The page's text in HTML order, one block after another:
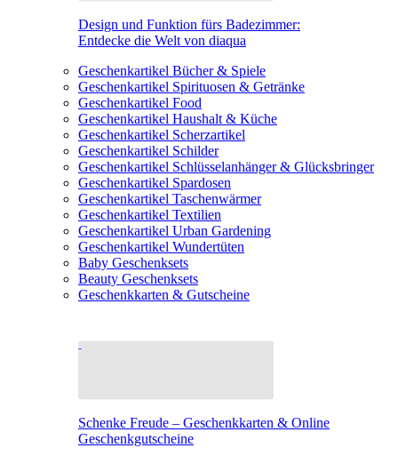
Design und Funktion fürs Badezimmer:
Entdecke die Welt von diaqua
Geschenkartikel Bücher & Spiele
Geschenkartikel Spirituosen & Getränke
Geschenkartikel Food
Geschenkartikel Haushalt & Küche
Geschenkartikel Scherzartikel
Geschenkartikel Schilder
Geschenkartikel Schlüsselanhänger & Glücksbringer
Geschenkartikel Spardosen
Geschenkartikel Taschenwärmer
Geschenkartikel Textilien
Geschenkartikel Urban Gardening
Geschenkartikel Wundertüten
Baby Geschenksets
Beauty Geschenksets
Geschenkkarten & Gutscheine
Schenke Freude – Geschenkkarten & Online
Geschenkgutscheine